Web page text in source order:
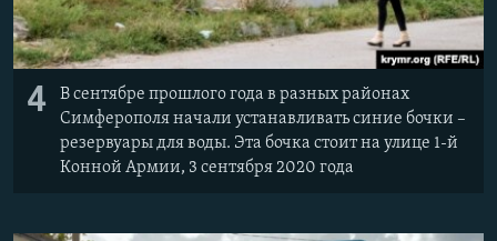
4
В сентябре прошлого года в разных районах
Симферополя начали устанавливать синие бочки –
резервуары для воды. Эта бочка стоит на улице 1-й
Конной Армии, 3 сентября 2020 года